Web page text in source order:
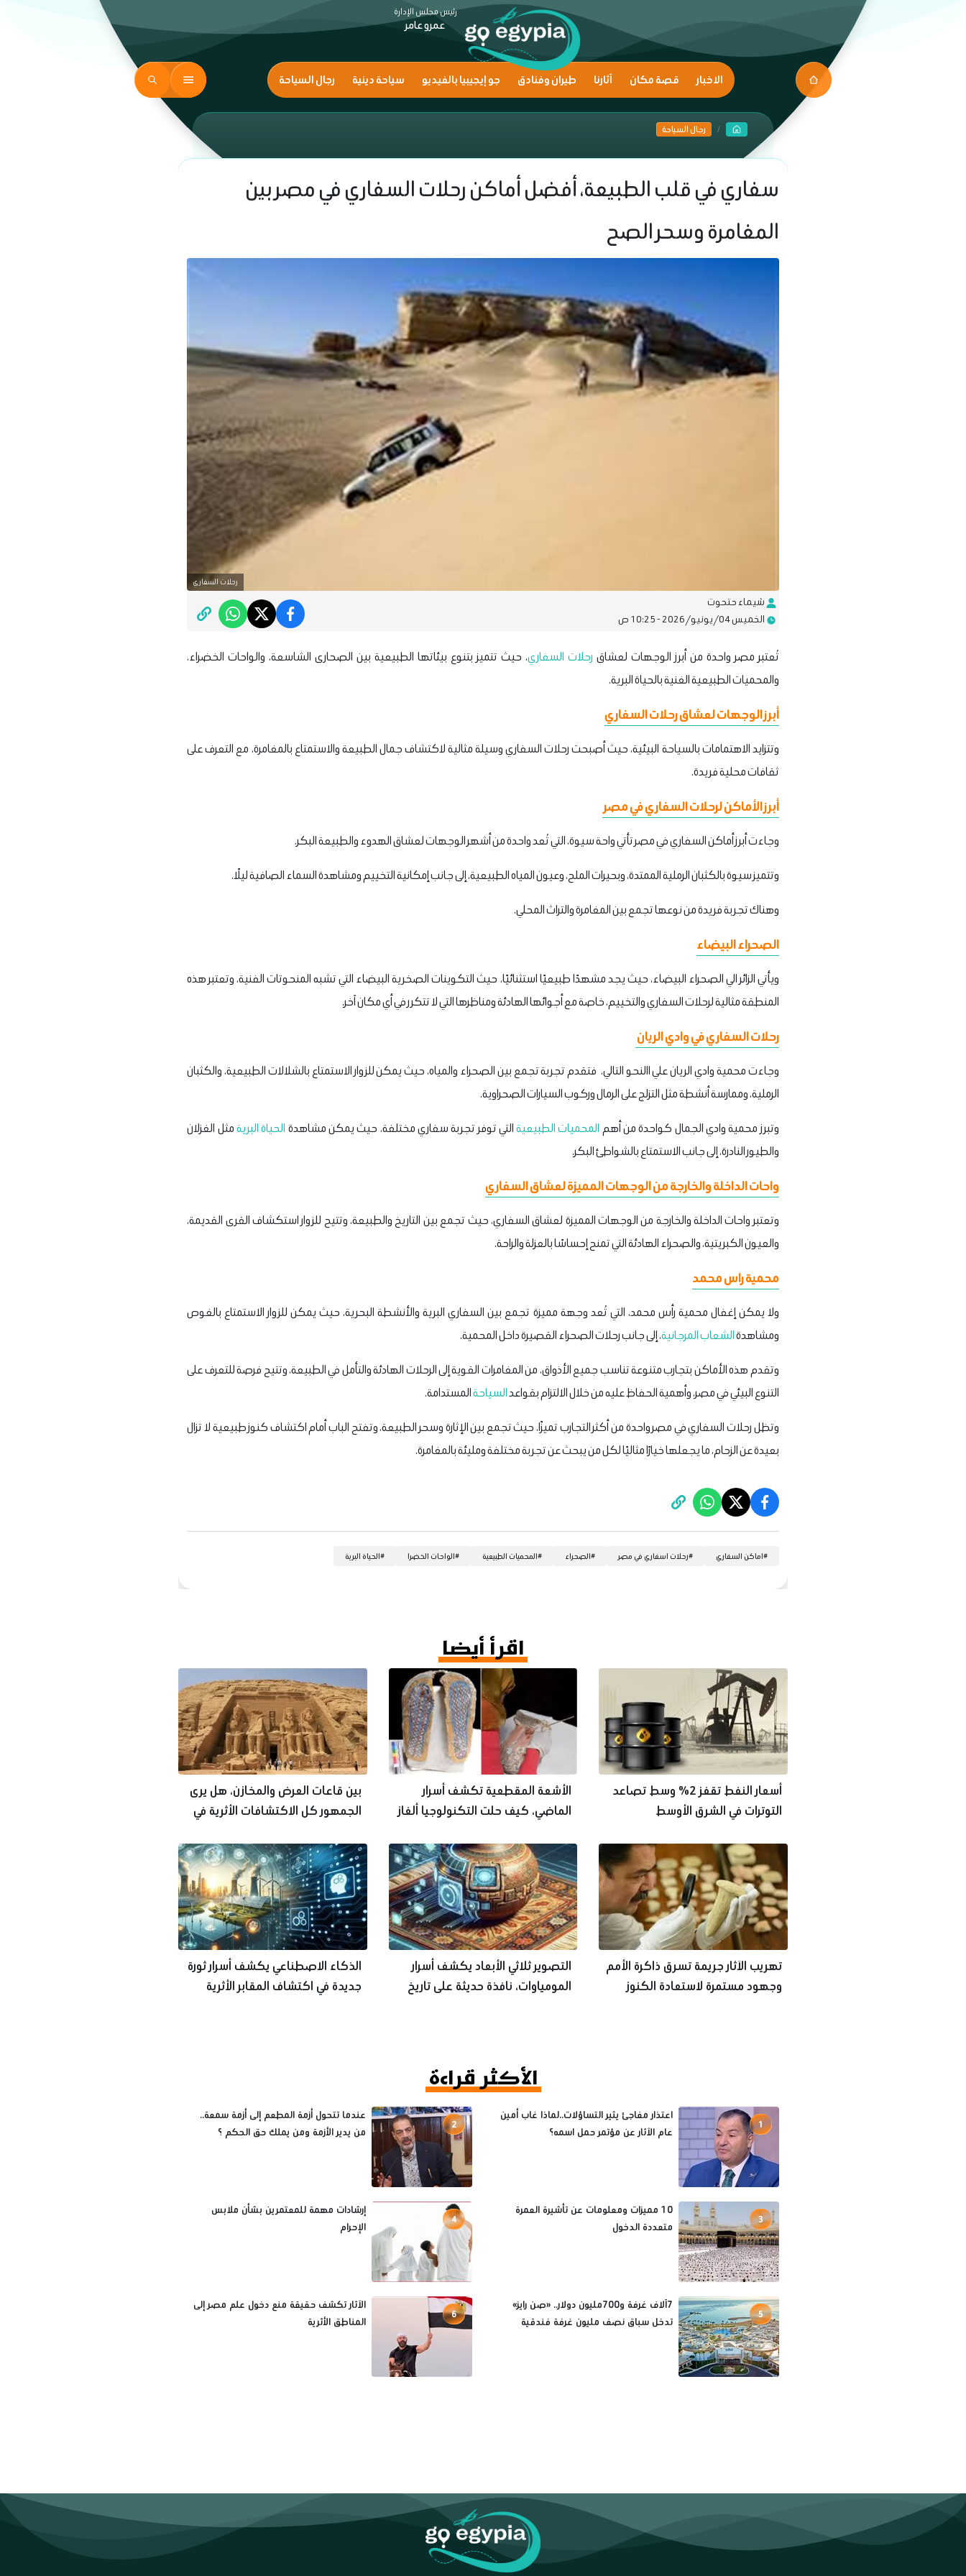
رئيس مجلس الإدارة
عمرو عامر
الاخبار قصة مكان آثارنا طيران وفنادق جو إيجيبيا بالفيديو سياحة دينية رجال السياحة
رجال السياحة
سفاري في قلب الطبيعة، أفضل أماكن رحلات السفاري في مصر بين
المغامرة وسحر الصح
رحلات السفاري
شيماء حتحوت
الخميس 04/يونيو/2026 - 10:25 ص
تُعتبر مصر واحدة من أبرز الوجهات لعشاق رحلات السفاري، حيث تتميز بتنوع بيئاتها الطبيعية بين الصحارى الشاسعة، والواحات الخضراء،
والمحميات الطبيعية الغنية بالحياة البرية.
أبرز الوجهات لعشاق رحلات السفاري
وتتزايد الاهتمامات بالسياحة البيئية، حيث أصبحت رحلات السفاري وسيلة مثالية لاكتشاف جمال الطبيعة والاستمتاع بالمغامرة، مع التعرف على
ثقافات محلية فريدة.
أبرز الأماكن لرحلات السفاري في مصر
وجاءت أبرز أماكن السفاري في مصر تأتي واحة سيوة، التي تُعد واحدة من أشهر الوجهات لعشاق الهدوء والطبيعة البكر.
وتتميز سيوة بالكثبان الرملية الممتدة، وبحيرات الملح، وعيون المياه الطبيعية، إلى جانب إمكانية التخييم ومشاهدة السماء الصافية ليلًا.
وهناك تجربة فريدة من نوعها تجمع بين المغامرة والتراث المحلي.
الصحراء البيضاء
ويأتي الزائر الي الصحراء البيضاء، حيث يجد مشهدًا طبيعيًا استثنائيًا، حيث التكوينات الصخرية البيضاء التي تشبه المنحوتات الفنية، وتعتبر هذه
المنطقة مثالية لرحلات السفاري والتخييم، خاصة مع أجوائها الهادئة ومناظرها التي لا تتكرر في أي مكان آخر.
رحلات السفاري في وادي الريان
وجاءت محمية وادي الريان علي االنحو التالي، فتقدم تجربة تجمع بين الصحراء والمياه، حيث يمكن للزوار الاستمتاع بالشلالات الطبيعية، والكثبان
الرملية، وممارسة أنشطة مثل التزلج على الرمال وركوب السيارات الصحراوية.
وتبرز محمية وادي الجمال كواحدة من أهم المحميات الطبيعيةالتي توفر تجربة سفاري مختلفة، حيث يمكن مشاهدة الحياة البريةمثل الغزلان
والطيور النادرة، إلى جانب الاستمتاع بالشواطئ البكر.
واحات الداخلة والخارجة من الوجهات المميزة لعشاق السفاري
وتعتبر واحات الداخلة والخارجة من الوجهات المميزة لعشاق السفاري، حيث تجمع بين التاريخ والطبيعة، وتتيح للزوار استكشاف القرى القديمة،
والعيون الكبريتية، والصحراء الهادئة التي تمنح إحساسًا بالعزلة والراحة.
محمية راس محمد
ولا يمكن إغفال محمية رأس محمد، التي تُعد وجهة مميزة تجمع بين السفاري البرية والأنشطة البحرية، حيث يمكن للزوار الاستمتاع بالغوص
ومشاهدةالشعاب المرجانية، إلى جانب رحلات الصحراء القصيرة داخل المحمية.
وتقدم هذه الأماكن بتجارب متنوعة تناسب جميع الأذواق، من المغامرات القوية إلى الرحلات الهادئة والتأمل في الطبيعة، وتتيح فرصة للتعرف على
التنوع البيئي في مصر، وأهمية الحفاظ عليه من خلال الالتزام بقواعدالسياحةالمستدامة.
وتظل رحلات السفاري في مصر واحدة من أكثر التجارب تميزًا، حيث تجمع بين الإثارة وسحر الطبيعة، وتفتح الباب أمام اكتشاف كنوز طبيعية لا تزال
بعيدة عن الزحام، ما يجعلها خيارًا مثاليًا لكل من يبحث عن تجربة مختلفة ومليئة بالمغامرة.
#اماكن السفاري #رحلات اسفاري في مصر #الصحراء #المحميات الطبيعية #الواحات الخضرا #الحياة البرية
اقرأ أيضا
أسعار النفط تقفز 2% وسط تصاعد
التوترات في الشرق الأوسط
الأشعة المقطعية تكشف أسرار
الماضي، كيف حلت التكنولوجيا ألغاز
بين قاعات العرض والمخازن، هل يرى
الجمهور كل الاكتشافات الأثرية في
تهريب الآثار جريمة تسرق ذاكرة الأمم
وجهود مستمرة لاستعادة الكنوز
التصوير ثلاثي الأبعاد يكشف أسرار
المومياوات، نافذة حديثة على تاريخ
الذكاء الاصطناعي يكشف أسرار ثورة
جديدة في اكتشاف المقابر الأثرية
الأكثر قراءة
1
اعتذار مفاجئ يثير التساؤلات..لماذا غاب أمين
عام الآثار عن مؤتمر حمل اسمه؟
2
عندما تتحول أزمة المطعم إلى أزمة سمعة..
من يدير الأزمة ومن يملك حق الحكم ؟
3
10 مميزات ومعلومات عن تأشيرة العمرة
متعددة الدخول
4
إرشادات مهمة للمعتمرين بشأن ملابس
الإحرام
5
7آلاف غرفة و700مليون دولار.. «صن رايز»
تدخل سباق نصف مليون غرفة فندقية
6
الآثار تكشف حقيقة منع دخول علم مصر إلى
المناطق الأثرية